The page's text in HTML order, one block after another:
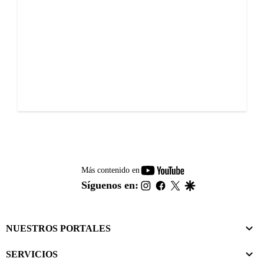
Más contenido en
youtube-
footer
Síguenos en: instagram
facebook
twitter
NUESTROS PORTALES
SERVICIOS